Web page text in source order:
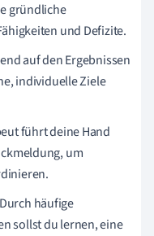
gründliche
und Defizite.
auf den Ergebnissen
individuelle Ziele
führt deine Hand
um
Durch häufige
sollst du lernen, eine